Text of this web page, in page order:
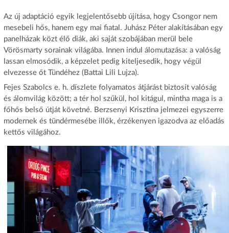
Az új adaptáció egyik legjelentősebb újítása, hogy Csongor nem
mesebeli hős, hanem egy mai fiatal. Juhász Péter alakításában egy
panelházak közt élő diák, aki saját szobájában merül bele
Vörösmarty sorainak világába. Innen indul álomutazása: a valóság
lassan elmosódik, a képzelet pedig kiteljesedik, hogy végül
elvezesse őt Tündéhez (Battai Lili Lujza).
Fejes Szabolcs e. h. díszlete folyamatos átjárást biztosít valóság
és álomvilág között; a tér hol szűkül, hol kitágul, mintha maga is a
főhős belső útját követné. Berzsenyi Krisztina jelmezei egyszerre
modernek és tündérmesébe illők, érzékenyen igazodva az előadás
kettős világához.